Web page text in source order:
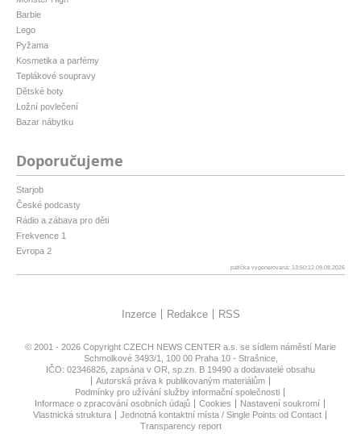
Barbie
Lego
Pyžama
Kosmetika a parfémy
Teplákové soupravy
Dětské boty
Ložní povlečení
Bazar nábytku
Doporučujeme
Starjob
České podcasty
Rádio a zábava pro děti
Frekvence 1
Evropa 2
patička vygenerovaná: 13:50:12 09.08.2026
Inzerce Redakce RSS
© 2001 - 2026 Copyright CZECH NEWS CENTER a.s. se sídlem náměstí Marie
Schmolkové 3493/1, 100 00 Praha 10 - Strašnice,
IČO: 02346826, zapsána v OR, sp.zn. B 19490 a dodavatelé obsahu
Autorská práva k publikovaným materiálům
Podmínky pro užívání služby informační společnosti
Informace o zpracování osobních údajů
Cookies
Nastavení soukromí
Vlastnická struktura
Jednotná kontaktní místa / Single Points od Contact
Transparency report